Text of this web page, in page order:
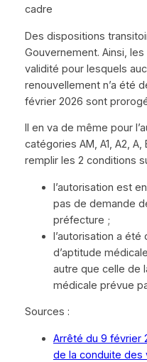
cadre
Des dispositions
Gouvernement. Ainsi,
validité pour lesquels
renouvellement n’a été
février 2026 sont
Il en va de même pour
catégories AM, A1, A2,
remplir les 2 conditions
l’autorisation est
pas de demande
préfecture ;
l’autorisation a été
d’aptitude
autre que celle de
médicale prévue
Sources :
Arrêté du 9 février
de la conduite des